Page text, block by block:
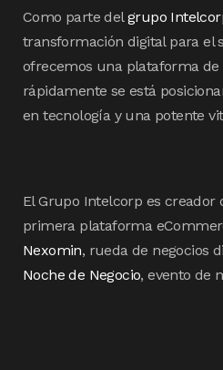
Como parte delgrupo
transformación digital para el
ofrecemos una plataforma de
rápidamente se está
en tecnología y una potente
El Grupo Intelcorp es creador
primera plataforma
Nexomin, rueda de negocios
Noche de Negocio, evento de